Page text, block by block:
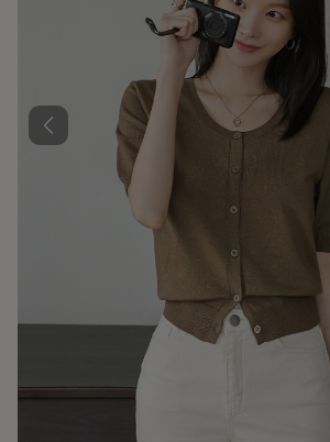
필첸체크 스트링블라우스+플레어스커트SET
42,900 원 49,800원
리뷰 카운트 영역
특스트라이프 링클원피스+스트링자켓SET
12% 79,400원
리뷰 카운트 영역
헨틴링클 날개티셔츠+치마바지SET
12%29,900
리뷰 카운트 영역